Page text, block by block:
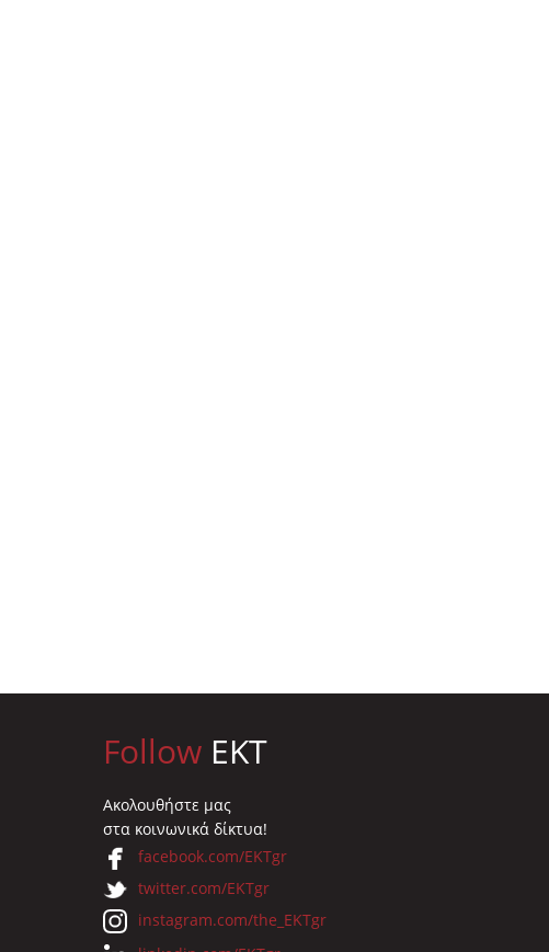
Follow EKT
Ακολουθήστε μας
στα κοινωνικά δίκτυα!
facebook.com/EKTgr
twitter.com/EKTgr
instagram.com/the_EKTgr